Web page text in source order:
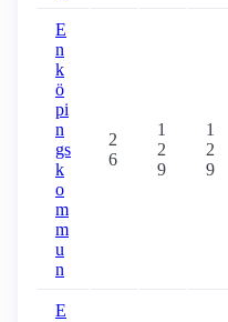
E
n
k
ö
pi
n
gs
k
o
m
m
u
n
2
6
1
2
9
1
2
9
E